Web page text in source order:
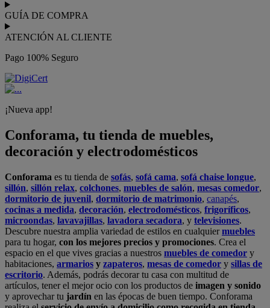
GUÍA DE COMPRA
ATENCIÓN AL CLIENTE
Pago 100% Seguro
¡Nueva app!
Conforama, tu tienda de muebles,
decoración y electrodomésticos
Conforama es tu tienda de sofás, sofá cama, sofá chaise longue,
sillón, sillón relax, colchones, muebles de salón, mesas comedor,
dormitorio de juvenil, dormitorio de matrimonio, canapés,
cocinas a medida, decoración, electrodomésticos, frigoríficos,
microondas, lavavajillas, lavadora secadora, y televisiones.
Descubre nuestra amplia variedad de estilos en cualquiermuebles
para tu hogar, con los mejores precios y promociones. Crea el
espacio en el que vives gracias a nuestros muebles de comedor y
habitaciones, armarios y zapateros, mesas de comedor y sillas de
escritorio. Además, podrás decorar tu casa con multitud de
artículos, tener el mejor ocio con los productos de imagen y sonido
y aprovechar tu jardín en las épocas de buen tiempo. Conforama